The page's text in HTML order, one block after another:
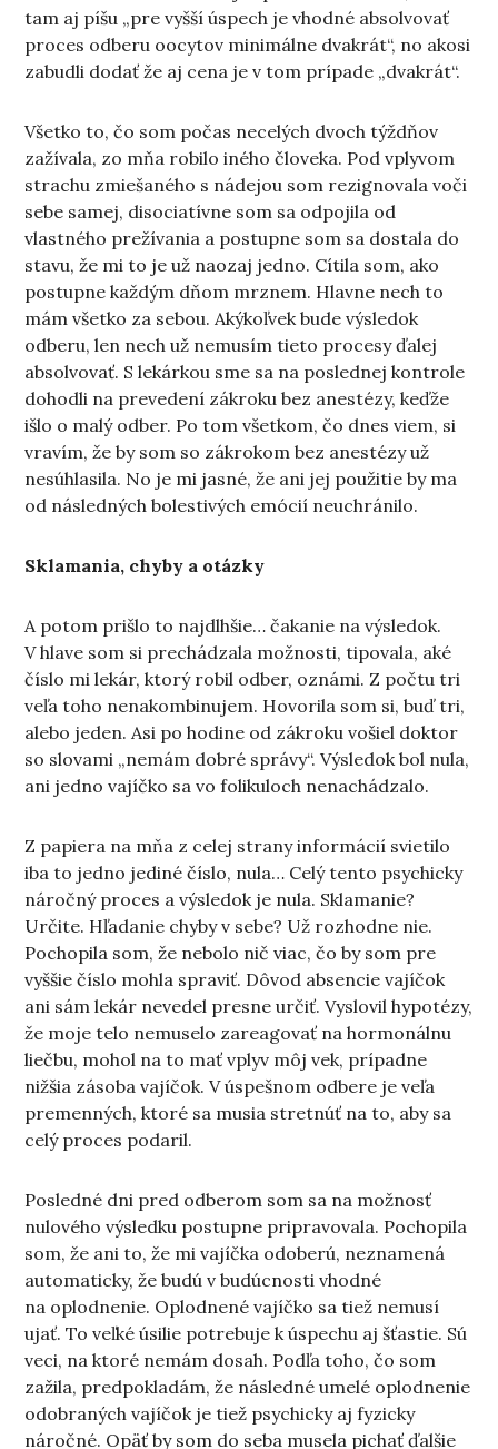
tam aj píšu „pre vyšší úspech je vhodné absolvovať
proces odberu oocytov minimálne dvakrát“, no akosi
zabudli dodať že aj cena je v tom prípade „dvakrát“.
Všetko to, čo som počas necelých dvoch týždňov
zažívala, zo mňa robilo iného človeka. Pod vplyvom
strachu zmiešaného s nádejou som rezignovala voči
sebe samej, disociatívne som sa odpojila od
vlastného prežívania a postupne som sa dostala do
stavu, že mi to je už naozaj jedno. Cítila som, ako
postupne každým dňom mrznem. Hlavne nech to
mám všetko za sebou. Akýkoľvek bude výsledok
odberu, len nech už nemusím tieto procesy ďalej
absolvovať. S lekárkou sme sa na poslednej kontrole
dohodli na prevedení zákroku bez anestézy, keďže
išlo o malý odber. Po tom všetkom, čo dnes viem, si
vravím, že by som so zákrokom bez anestézy už
nesúhlasila. No je mi jasné, že ani jej použitie by ma
od následných bolestivých emócií neuchránilo.
Sklamania, chyby a otázky
A potom prišlo to najdlhšie… čakanie na výsledok.
V hlave som si prechádzala možnosti, tipovala, aké
číslo mi lekár, ktorý robil odber, oznámi. Z počtu tri
veľa toho nenakombinujem. Hovorila som si, buď tri,
alebo jeden. Asi po hodine od zákroku vošiel doktor
so slovami „nemám dobré správy“. Výsledok bol nula,
ani jedno vajíčko sa vo folikuloch nenachádzalo.
Z papiera na mňa z celej strany informácií svietilo
iba to jedno jediné číslo, nula… Celý tento psychicky
náročný proces a výsledok je nula. Sklamanie?
Určite. Hľadanie chyby v sebe? Už rozhodne nie.
Pochopila som, že nebolo nič viac, čo by som pre
vyššie číslo mohla spraviť. Dôvod absencie vajíčok
ani sám lekár nevedel presne určiť. Vyslovil hypotézy,
že moje telo nemuselo zareagovať na hormonálnu
liečbu, mohol na to mať vplyv môj vek, prípadne
nižšia zásoba vajíčok. V úspešnom odbere je veľa
premenných, ktoré sa musia stretnúť na to, aby sa
celý proces podaril.
Posledné dni pred odberom som sa na možnosť
nulového výsledku postupne pripravovala. Pochopila
som, že ani to, že mi vajíčka odoberú, neznamená
automaticky, že budú v budúcnosti vhodné
na oplodnenie. Oplodnené vajíčko sa tiež nemusí
ujať. To veľké úsilie potrebuje k úspechu aj šťastie. Sú
veci, na ktoré nemám dosah. Podľa toho, čo som
zažila, predpokladám, že následné umelé oplodnenie
odobraných vajíčok je tiež psychicky aj fyzicky
náročné. Opäť by som do seba musela pichať ďalšie